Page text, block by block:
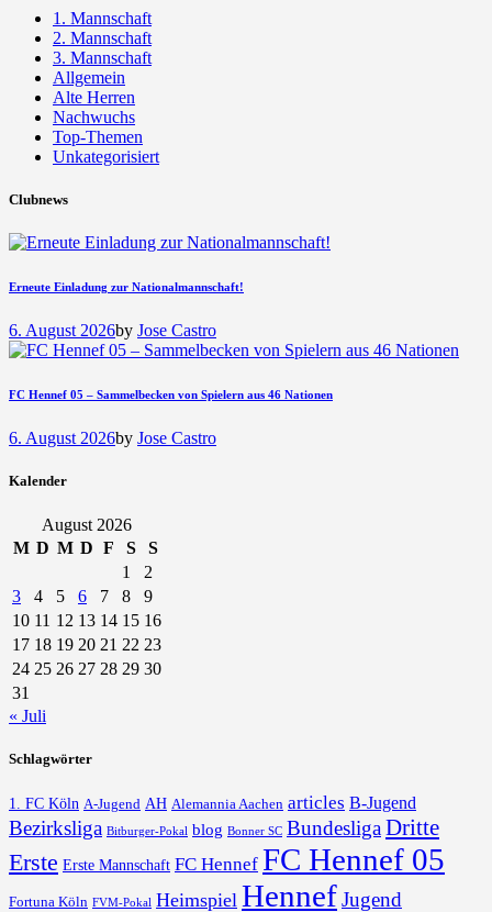
1. Mannschaft
2. Mannschaft
3. Mannschaft
Allgemein
Alte Herren
Nachwuchs
Top-Themen
Unkategorisiert
Clubnews
Erneute Einladung zur Nationalmannschaft!
6. August 2026by Jose Castro
FC Hennef 05 – Sammelbecken von Spielern aus 46 Nationen
6. August 2026by Jose Castro
Kalender
August 2026
M D M D F S
S
1
2
3
4 5 6 7 8
9
10 11 12 13 14 15 16
17 18 19 20 21 22 23
24 25 26 27 28 29 30
31
« Juli
Schlagwörter
1. FC Köln A-Jugend AH Alemannia Aachen articles B-Jugend
Bezirksliga Bitburger-Pokal blog Bonner SC Bundesliga Dritte
Erste Erste Mannschaft FC Hennef FC Hennef 05
Fortuna Köln FVM-Pokal Heimspiel HennefJugend